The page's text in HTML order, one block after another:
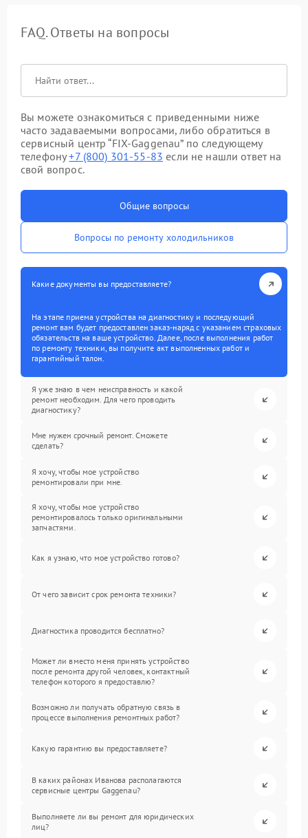
FAQ. Ответы на вопросы
Вы можете ознакомиться с приведенными ниже
часто задаваемыми вопросами, либо обратиться в
сервисный центр “FIX-Gaggenau” по следующему
телефону+7 (800) 301-55-83 если не нашли ответ на
свой вопрос.
Общие вопросы
Вопросы по ремонту холодильников
Какие документы вы предоставляете?
На этапе приема устройства на диагностику и последующий
ремонт вам будет предоставлен заказ-наряд с указанием страховых
обязательств на ваше устройство. Далее, после выполнения работ
по ремонту техники, вы получите акт выполненных работ и
гарантийный талон.
Я уже знаю в чем неисправность и какой
ремонт необходим. Для чего проводить
диагностику?
Мне нужен срочный ремонт. Сможете
сделать?
Я хочу, чтобы мое устройство
ремонтировали при мне.
Я хочу, чтобы мое устройство
ремонтировалось только оригинальными
запчастями.
Как я узнаю, что мое устройство готово?
От чего зависит срок ремонта техники?
Диагностика проводится бесплатно?
Может ли вместо меня принять устройство
после ремонта другой человек, контактный
телефон которого я предоставлю?
Возможно ли получать обратную связь в
процессе выполнения ремонтных работ?
Какую гарантию вы предоставляете?
В каких районах Иванова располагаются
сервисные центры Gaggenau?
Выполняете ли вы ремонт для юридических
лиц?